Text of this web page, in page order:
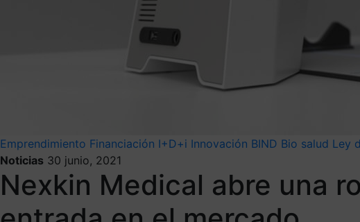
Emprendimiento Financiación I+D+i Innovación BIND Bio salud Ley
Noticias 30 junio, 2021
Nexkin Medical abre una